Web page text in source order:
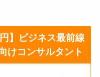
】ビジネス最前線
けコンサルタント